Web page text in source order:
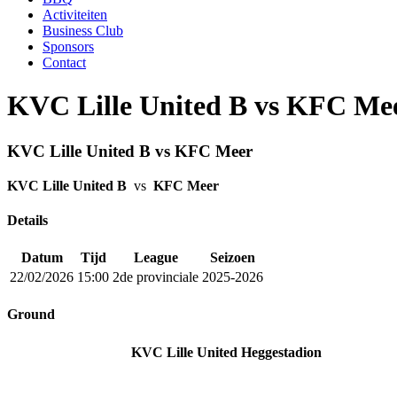
Activiteiten
Business Club
Sponsors
Contact
KVC Lille United B vs KFC
KVC Lille United B vs KFC Meer
KVC Lille United B vs KFC Meer
Details
Datum Tijd League
Seizoen
22/02/2026 15:00 2de provinciale 2025-2026
Ground
KVC Lille United Heggestadion